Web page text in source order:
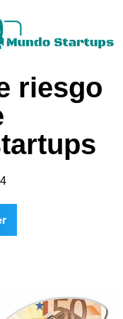
riesgo